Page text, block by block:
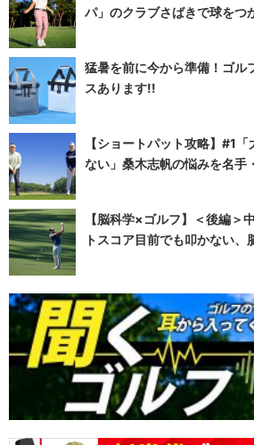
パ」のクラブさばきで球をつ
猛暑を前に今から準備！ゴル
スあります!!
【ショートパット攻略】#1
ない」桑木志帆の悩みを名手
【脳科学×ゴルフ】＜後編＞
トスコア目前でも叩かない、